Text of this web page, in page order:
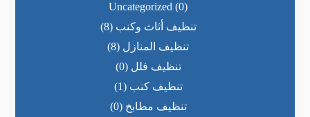
Uncategorized (0)
تنظيف أثاث وكنب (8)
تنظيف المنازل (8)
تنظيف فلل (0)
تنظيف كنب (1)
تنظيف مطابخ (0)